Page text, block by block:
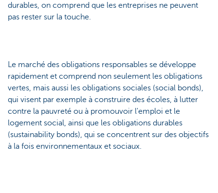
durables, on comprend que les entreprises ne peuvent
pas rester sur la touche.
Le marché des obligations responsables se développe
rapidement et comprend non seulement les obligations
vertes, mais aussi les obligations sociales (social bonds),
qui visent par exemple à construire des écoles, à lutter
contre la pauvreté ou à promouvoir l'emploi et le
logement social, ainsi que les obligations durables
(sustainability bonds), qui se concentrent sur des objectifs
à la fois environnementaux et sociaux.